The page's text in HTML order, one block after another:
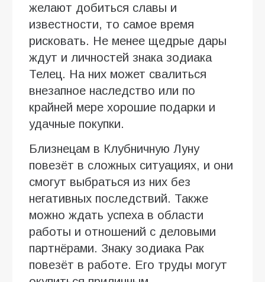
желают добиться славы и
известности, то самое время
рисковать. Не менее щедрые дары
ждут и личностей знака зодиака
Телец. На них может свалиться
внезапное наследство или по
крайней мере хорошие подарки и
удачные покупки.
Близнецам в Клубничную Луну
повезёт в сложных ситуациях, и они
смогут выбраться из них без
негативных последствий. Также
можно ждать успеха в области
работы и отношений с деловыми
партнёрами. Знаку зодиака Рак
повезёт в работе. Его труды могут